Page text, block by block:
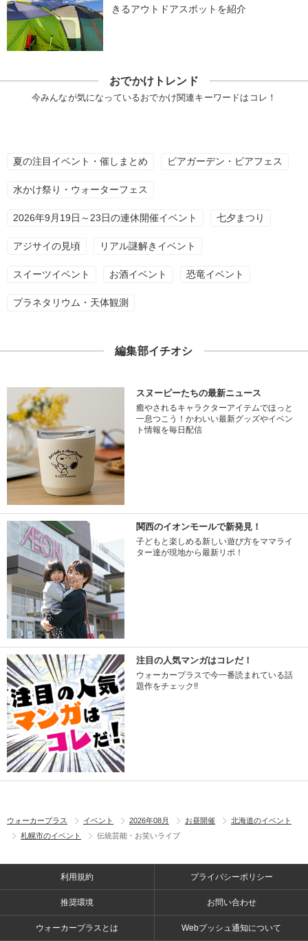
きるアウトドアスポットを紹介
おでかけトレンド
今みんなが気になっているおでかけ関連キーワードはコレ！
夏の注目イベント・催しまとめ ビアガーデン・ビアフェス
水かけ祭り・ウォーターフェス
2026年9月19日～23日の連休開催イベント 七夕まつり
アジサイの見頃 リアル謎解きイベント
スイーツイベント お酒イベント 恐竜イベント
プラネタリウム・天体観測
編集部イチオシ
スヌーピーたちの最新ニュース
癒やされるキャラクターアイテムでほっと
一息つこう！かわいい最新グッズやイベン
ト情報を毎日配信
関西のイオンモールで新発見！
子どもと楽しめる新しい遊び方をママライ
ター達が現地から最新リポ！
注目の人気マンガはコレだ！
ウォーカープラスで今一番読まれている話
題作をチェック!!
ウォーカープラス イベント 2026年08月 お昼開催
北海道のイベント
札幌市のイベント
伝統芸能・お笑いライブ
利用規約 プライバシーポリシー
推奨環境 お問い合わせ
ウォーカープラスとは Webプッシュ通知について